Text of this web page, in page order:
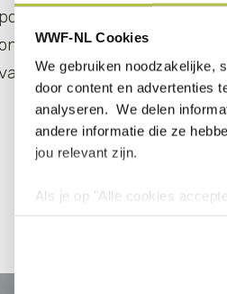
WWF-NL Cookies
We gebruiken noodzakelijke,
door content en advertenties
analyseren. We delen
andere informatie die ze
jou relevant zijn.
Als je op "Alle cookies
cookies wilt toestaan, maak
populaties van wilde dieren,
het in kaart
brandpreventie en het